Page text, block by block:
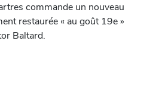
commande un nouveau
restaurée « au goût 19e »
Baltard.